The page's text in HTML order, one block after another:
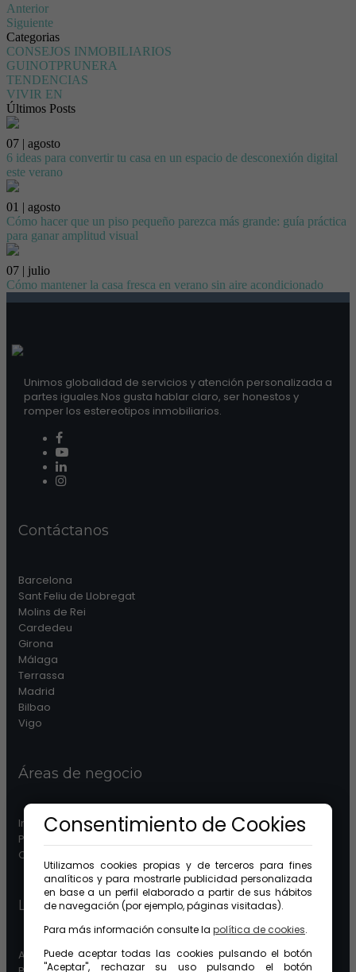
Anterior
Siguiente
Categorias
CONSEJOS INMOBILIARIOS
GUINOTPRUNERA
TENDENCIAS
VIVIR EN
Últimos Posts
07 | agosto
6 ideas para convertir tu casa en un espacio de desconexión digital
este verano
01 | agosto
Cómo hacer que un piso pequeño parezca más grande: guía práctica
para ganar amplitud visual
07 | julio
Cómo mantener la casa fresca en verano sin aire acondicionado
Unimos globalidad de servicios y atención personalizada a
partes iguales.Nos gusta hablar claro, ser honestos y
romper los estereotipos inmobiliarios.
Contáctanos
Barcelona
Sant Feliu de Llobregat
Molins de Rei
Cardedeu
Girona
Málaga
Terrassa
Madrid
Bilbao
Vigo
Áreas de negocio
Inmobiliaria
Patrimonios
Comunidades
Legal
Aviso legal
Consentimiento de Cookies
Utilizamos cookies propias y de terceros para fines
analíticos y para mostrarle publicidad personalizada
en base a un perfil elaborado a partir de sus hábitos
de navegación (por ejemplo, páginas visitadas).
Para más información consulte la política de cookies.
Puede aceptar todas las cookies pulsando el botón
"Aceptar", rechazar su uso pulsando el botón